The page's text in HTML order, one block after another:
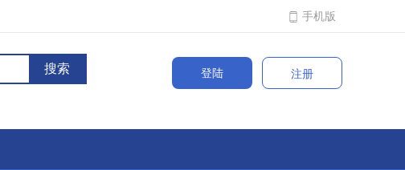
手机版
登陆
注册